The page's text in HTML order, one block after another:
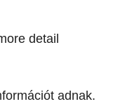
detail
adnak.